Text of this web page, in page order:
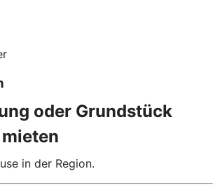
oder Grundstück
in der Region.